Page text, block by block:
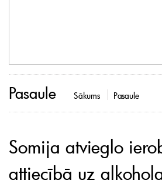
Pasaule Sākums Pasaule
Somija atvieglo
attiecībā uz